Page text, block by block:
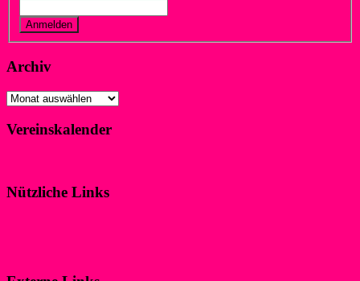
Archiv
Archiv
Vereinskalender
Nützliche Links